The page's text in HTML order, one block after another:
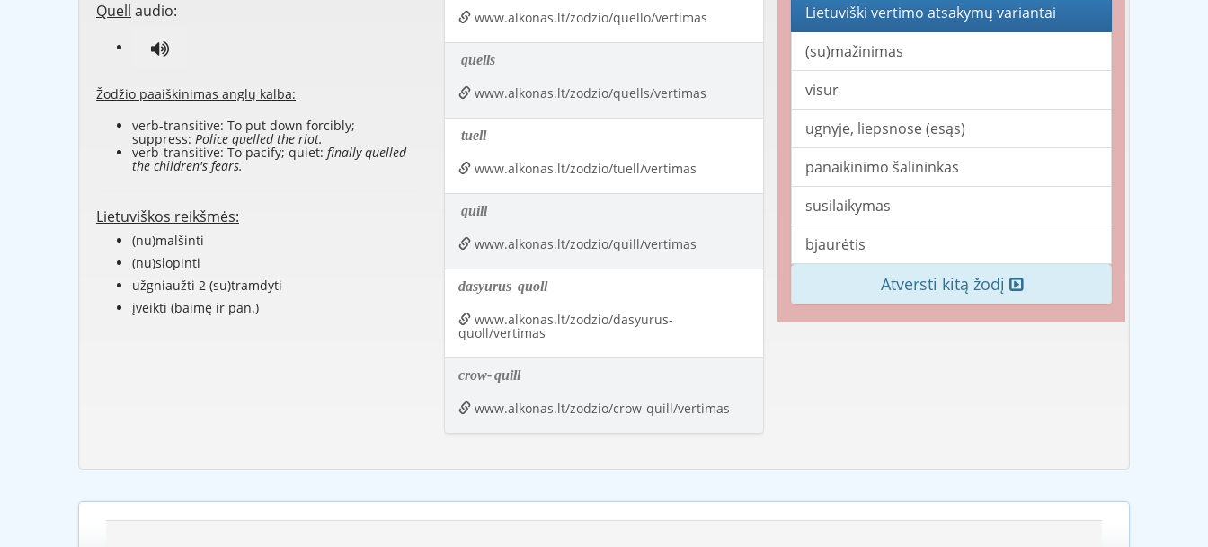
Quell audio:
Žodžio paaiškinimas anglų kalba:
verb-transitive: To put down forcibly;
suppress: Police quelled the riot.
verb-transitive: To pacify; quiet: finally quelled
the children's fears.
Lietuviškos reikšmės:
(nu)malšinti
(nu)slopinti
užgniaužti 2 (su)tramdyti
įveikti (baimę ir pan.)
www.alkonas.lt/zodzio/quello/vertimas
quells
www.alkonas.lt/zodzio/quells/vertimas
tuell
www.alkonas.lt/zodzio/tuell/vertimas
quill
www.alkonas.lt/zodzio/quill/vertimas
dasyurus quoll
www.alkonas.lt/zodzio/dasyurus-
quoll/vertimas
crow-quill
www.alkonas.lt/zodzio/crow-quill/vertimas
Lietuviški vertimo atsakymų variantai
(su)mažinimas
visur
ugnyje, liepsnose (esąs)
panaikinimo šalininkas
susilaikymas
bjaurėtis
Atversti kitą žodį